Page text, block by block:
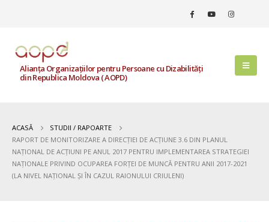
Alianța Organizațiilor pentru Persoane cu Dizabilități
din Republica Moldova ( AOPD)
ACASĂ
STUDII / RAPOARTE
RAPORT DE MONITORIZARE A DIRECȚIEI DE ACȚIUNE 3.6 DIN PLANUL
NAȚIONAL DE ACȚIUNI PE ANUL 2017 PENTRU IMPLEMENTAREA STRATEGIEI
NAȚIONALE PRIVIND OCUPAREA FORȚEI DE MUNCĂ PENTRU ANII 2017-2021
(LA NIVEL NAȚIONAL ȘI ÎN CAZUL RAIONULUI CRIULENI)